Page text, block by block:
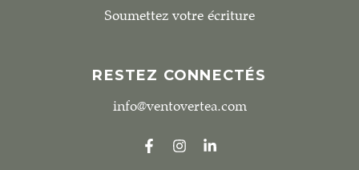
Soumettez votre écriture
RESTEZ CONNECTÉS
info@ventovertea.com